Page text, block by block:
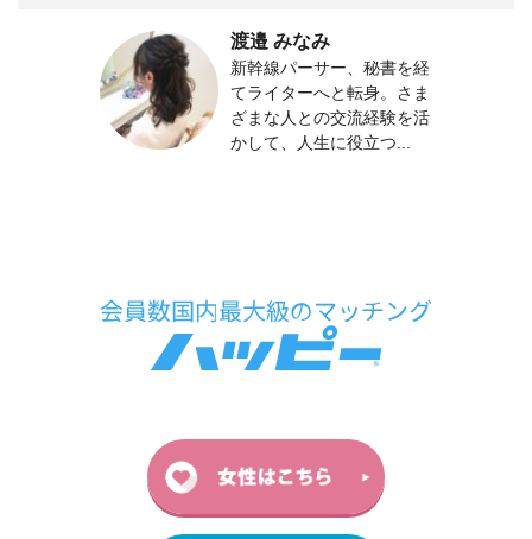
渡邉 みなみ
新幹線パーサー、秘書を経
てライターへと転身。さま
ざまな人との交流経験を活
かして、人生に役立つ...